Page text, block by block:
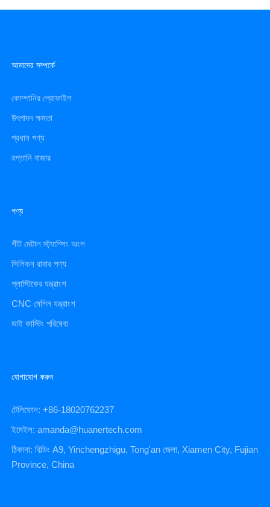
আমাদের সম্পর্কে
কোম্পানির প্রোফাইল
উৎপাদন ক্ষমতা
প্রধান পণ্য
রপ্তানি বাজার
পণ্য
শীট মেটাল স্ট্যাম্পিং অংশ
সিলিকন রাবার পণ্য
প্লাস্টিকের যন্ত্রাংশ
CNC মেশিন যন্ত্রাংশ
ডাই কাস্টিং পরিষেবা
যোগাযোগ করুন
টেলিফোন: +86-18020762237
ইমেইল: amanda@huanertech.com
ঠিকানা: বিল্ডিং A9, Yinchengzhigu, Tong'an জেলা, Xiamen City, Fujian
Province, China